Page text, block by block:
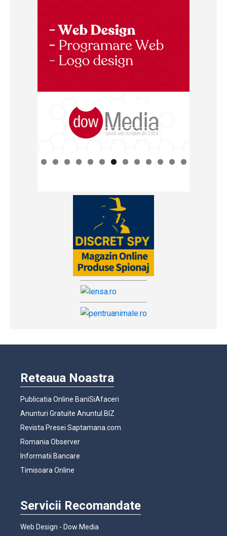
Reteaua Noastra
Publicatia Online BaniSiAfaceri
Anunturi Gratuite Anuntul.BIZ
Revista Presei Saptamana.com
Romania Observer
Informatii Bancare
Timisoara Online
Servicii Recomandate
Web Design - Dow Media